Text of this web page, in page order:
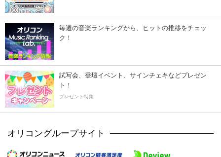
毎週の音楽ランキングから、ヒットの推移をチェッ
ク！
試写会、登壇イベント、サインチェキなどプレゼン
ト！
プレゼント特集
オリコングループサイト